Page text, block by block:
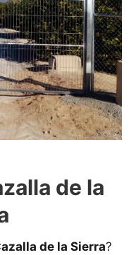
de la
de la Sierra?